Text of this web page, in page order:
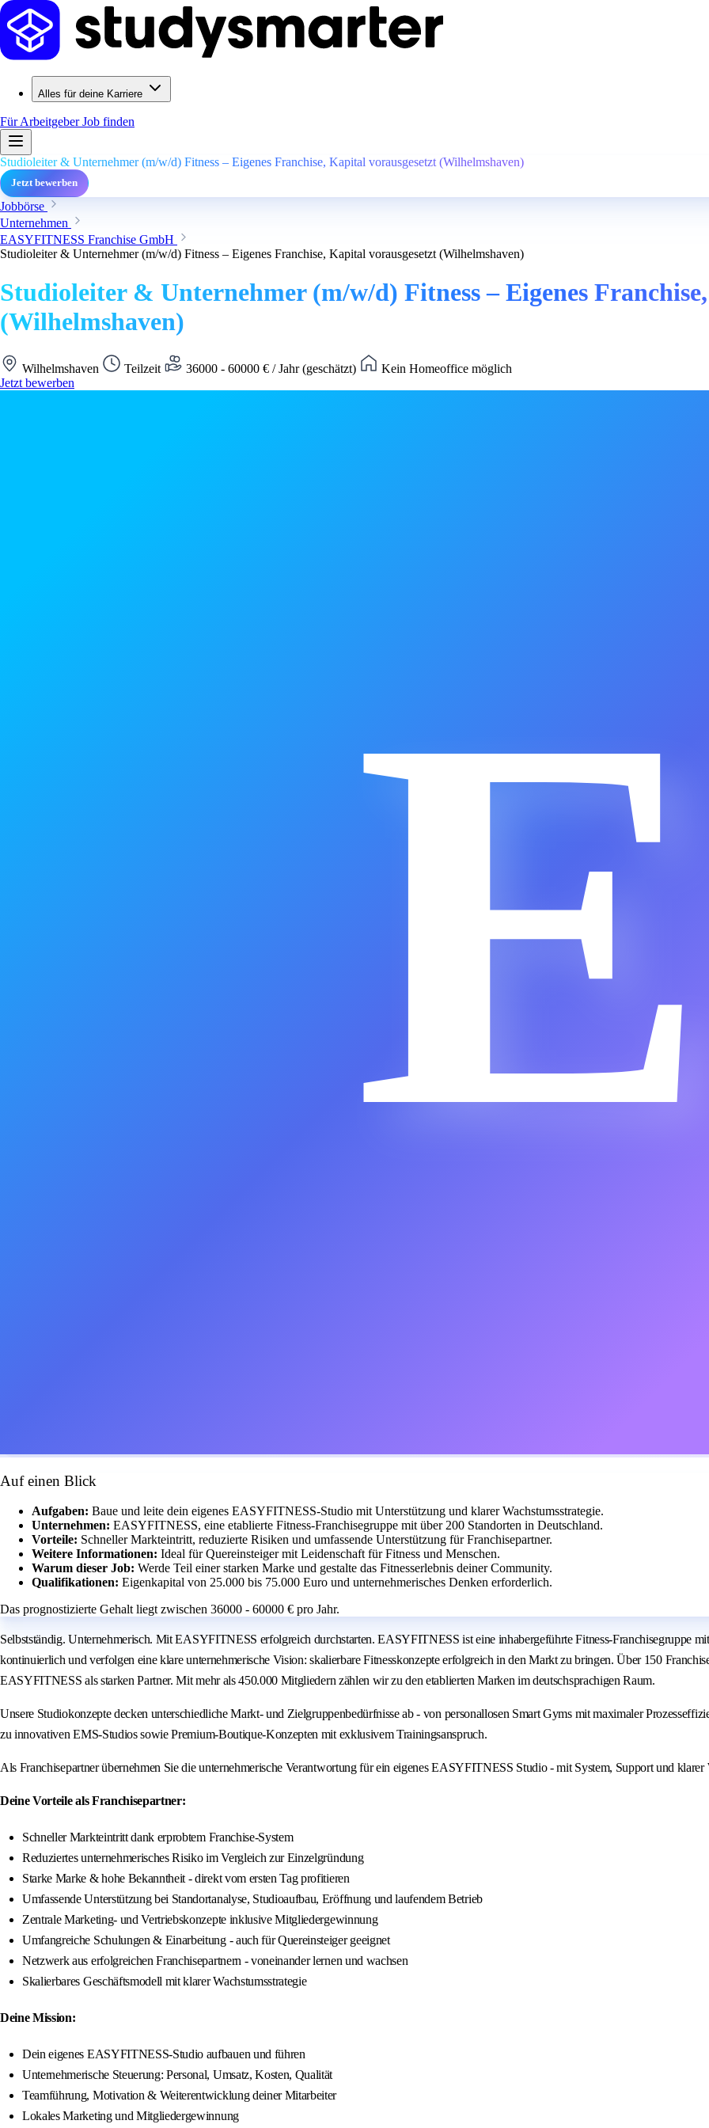
Alles für deine Karriere
Für ArbeitgeberJob finden
Studioleiter & Unternehmer (m/w/d) Fitness – Eigenes Franchise, Kapital vorausgesetzt (Wilhelmshaven)
Jetzt bewerben
Jobbörse
Unternehmen
EASYFITNESS Franchise GmbH
Studioleiter & Unternehmer (m/w/d) Fitness – Eigenes Franchise, Kapital vorausgesetzt (Wilhelmshaven)
Studioleiter & Unternehmer (m/w/d) Fitness – Eigenes
(Wilhelmshaven)
Wilhelmshaven Teilzeit 36000 - 60000 € / Jahr (geschätzt)
Kein Homeoffice möglich
Jetzt bewerben
E
Auf einen Blick
Aufgaben: Baue und leite dein eigenes EASYFITNESS-Studio mit Unterstützung und klarer Wachstumsstrategie.
Unternehmen: EASYFITNESS, eine etablierte Fitness-Franchisegruppe mit über 200 Standorten in Deutschland.
Vorteile: Schneller Markteintritt, reduzierte Risiken und umfassende Unterstützung für Franchisepartner.
Weitere Informationen: Ideal für Quereinsteiger mit Leidenschaft für Fitness und Menschen.
Warum dieser Job: Werde Teil einer starken Marke und gestalte das Fitnesserlebnis deiner Community.
Qualifikationen: Eigenkapital von 25.000 bis 75.000 Euro und unternehmerisches Denken erforderlich.
Das prognostizierte Gehalt liegt zwischen 36000 - 60000 € pro Jahr.
Selbstständig. Unternehmerisch. Mit EASYFITNESS erfolgreich durchstarten. EASYFITNESS ist eine inhabergeführte Fitness-Franchisegruppe
kontinuierlich und verfolgen eine klare unternehmerische Vision: skalierbare Fitnesskonzepte erfolgreich in den Markt zu bringen. Über 150
EASYFITNESS als starken Partner. Mit mehr als 450.000 Mitgliedern zählen wir zu den etablierten Marken im deutschsprachigen Raum.
Unsere Studiokonzepte decken unterschiedliche Markt- und Zielgruppenbedürfnisse ab - von personallosen Smart Gyms mit maximaler
zu innovativen EMS-Studios sowie Premium-Boutique-Konzepten mit exklusivem Trainingsanspruch.
Als Franchisepartner übernehmen Sie die unternehmerische Verantwortung für ein eigenes EASYFITNESS Studio - mit System, Support und klarer
Deine Vorteile als Franchisepartner:
Schneller Markteintritt dank erprobtem Franchise-System
Reduziertes unternehmerisches Risiko im Vergleich zur Einzelgründung
Starke Marke & hohe Bekanntheit - direkt vom ersten Tag profitieren
Umfassende Unterstützung bei Standortanalyse, Studioaufbau, Eröffnung und laufendem Betrieb
Zentrale Marketing- und Vertriebskonzepte inklusive Mitgliedergewinnung
Umfangreiche Schulungen & Einarbeitung - auch für Quereinsteiger geeignet
Netzwerk aus erfolgreichen Franchisepartnern - voneinander lernen und wachsen
Skalierbares Geschäftsmodell mit klarer Wachstumsstrategie
Deine Mission:
Dein eigenes EASYFITNESS-Studio aufbauen und führen
Unternehmerische Steuerung: Personal, Umsatz, Kosten, Qualität
Teamführung, Motivation & Weiterentwicklung deiner Mitarbeiter
Lokales Marketing und Mitgliedergewinnung